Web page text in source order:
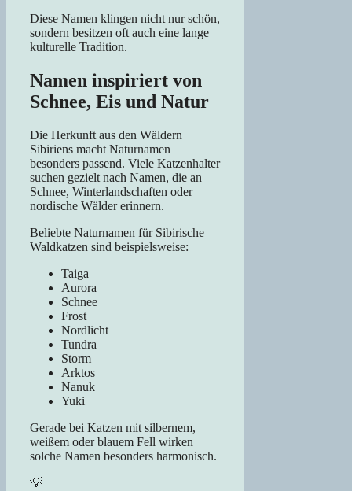
Diese Namen klingen nicht nur schön,
sondern besitzen oft auch eine lange
kulturelle Tradition.
Namen inspiriert von
Schnee, Eis und Natur
Die Herkunft aus den Wäldern
Sibiriens macht Naturnamen
besonders passend. Viele Katzenhalter
suchen gezielt nach Namen, die an
Schnee, Winterlandschaften oder
nordische Wälder erinnern.
Beliebte Naturnamen für Sibirische
Waldkatzen sind beispielsweise:
Taiga
Aurora
Schnee
Frost
Nordlicht
Tundra
Storm
Arktos
Nanuk
Yuki
Gerade bei Katzen mit silbernem,
weißem oder blauem Fell wirken
solche Namen besonders harmonisch.
💡